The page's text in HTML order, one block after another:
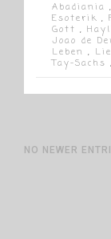
Abadiania ,
Esoterik ,
Gott ,
Joao de
Leben ,
Tay-Sachs
NO NEWER